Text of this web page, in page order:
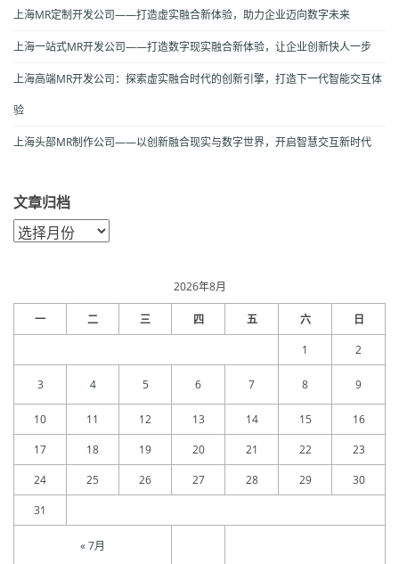
上海MR定制开发公司——打造虚实融合新体验，助力企业迈向数字未来
上海一站式MR开发公司——打造数字现实融合新体验，让企业创新快人一步
上海高端MR开发公司：探索虚实融合时代的创新引擎，打造下一代智能交互体
验
上海头部MR制作公司——以创新融合现实与数字世界，开启智慧交互新时代
文章归档
文
章
2026年8月
一 二 三 四 五 六 日
« 7月
1 2
3 4 5 6 7 8 9
10 11 12 13 14 15
16
17
18 19 20 21 22
23
24
25 26 27 28 29
30
31